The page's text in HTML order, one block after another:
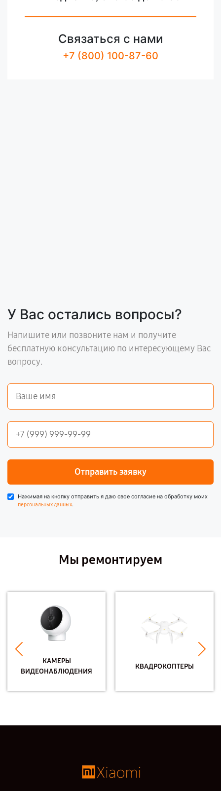
Связаться с нами
+7 (800) 100-87-60
У Вас остались вопросы?
Напишите или позвоните нам и получите
бесплатную консультацию по интересующему Вас
вопросу.
Отправить заявку
Нажимая на кнопку отправить я даю свое согласие на обработку моих
персональных данных.
Мы ремонтируем
КАМЕРЫ
ВИДЕОНАБЛЮДЕНИЯ
КВАДРОКОПТЕРЫ